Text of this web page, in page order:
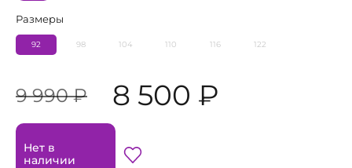
Размеры
92 98 104 110 116 122
9 990 ₽ 8 500 ₽
Нет в
наличии